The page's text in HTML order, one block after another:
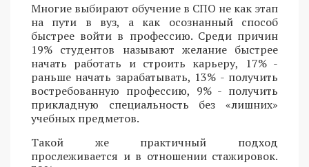
Многие выбирают обучение в СПО не как этап
на пути в вуз, а как осознанный способ
быстрее войти в профессию. Среди причин
19% студентов называют желание быстрее
начать работать и строить карьеру, 17% -
раньше начать зарабатывать, 13% - получить
востребованную профессию, 9% - получить
прикладную специальность без «лишних»
учебных предметов.
Такой же практичный подход
прослеживается и в отношении стажировок.